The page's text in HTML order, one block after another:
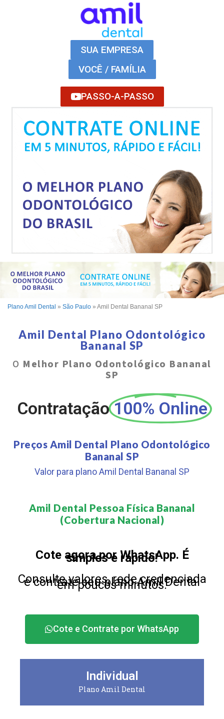
SUA EMPRESA
VOCÊ / FAMÍLIA
PASSO-A-PASSO
Plano Amil Dental » São Paulo » Amil Dental Bananal SP
Amil Dental Plano Odontológico
Bananal SP
O Melhor Plano Odontológico Bananal
SP
Contratação 100% Online
Preços Amil Dental Plano Odontológico
Bananal SP
Valor para plano Amil Dental Bananal SP
Amil Dental Pessoa Física Bananal
(Cobertura Nacional)​
Cote agora por WhatsApp. É
simples e rápido!
Consulte valores, rede credenciada
e contrate seu plano Amil Dental
em poucos minutos.
Cote e Contrate por WhatsApp
Individual
Plano Amil Dental